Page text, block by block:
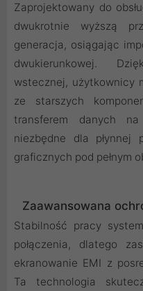
Zaprojektowany do
dwukrotnie wyższą
generacja, osiągając
dwukierunkowej.
wstecznej, użytkownicy
ze starszych
transferem danych
niezbędne dla płynnej
graficznych pod pełnym
Zaawansowana
Stabilność pracy
połączenia, dlatego
ekranowanie EMI z
Ta technologia